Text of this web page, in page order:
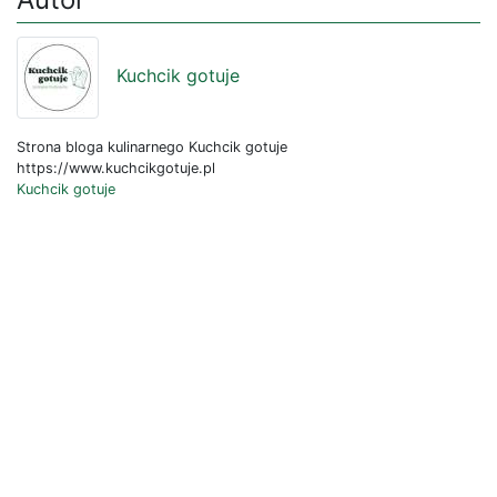
Kuchcik gotuje
Strona bloga kulinarnego Kuchcik gotuje
https://www.kuchcikgotuje.pl
Kuchcik gotuje